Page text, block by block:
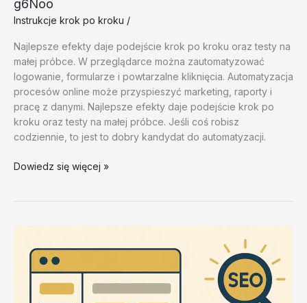
g6Noo
Instrukcje krok po kroku /
Najlepsze efekty daje podejście krok po kroku oraz testy na
małej próbce. W przeglądarce można zautomatyzować
logowanie, formularze i powtarzalne kliknięcia. Automatyzacja
procesów online może przyspieszyć marketing, raporty i
pracę z danymi. Najlepsze efekty daje podejście krok po
kroku oraz testy na małej próbce. Jeśli coś robisz
codziennie, to jest to dobry kandydat do automatyzacji.
Instrukcje
–
20260202
Dowiedz się więcej »